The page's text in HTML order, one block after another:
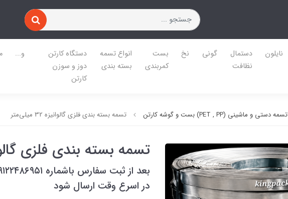
نایلون
دستمال
نظافت
گونی نخ
بست
کمربندی
انواع تسمه
بسته بندی
دستگاه کارتن
دوز و سوزن
کارتن
و...
تسمه دستی و ماشینی (PET , PP) بست و گوشه کارتن تسمه بسته بندی فلزی گالوانیزه 32 میلی‌متر
تسمه بسته بندی فلزی گالوانیزه 32
در اسرع وقت ارسال شود